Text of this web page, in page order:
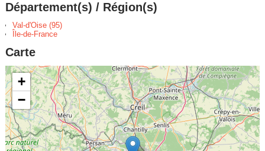
Département(s) / Région(s)
Val-d'Oise (95)
Île-de-France
Carte
+
−